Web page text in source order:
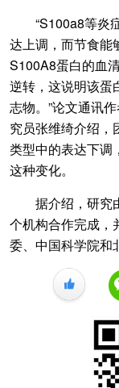
“S100a8等炎症
达上调，而节食能
S100A8蛋白的血
逆转，这说明该蛋
志物。”论文通讯
究员张维绮介绍，
类型中的表达下调
这种变化。
据介绍，研究由
个机构合作完成，
委、中国科学院和
+1